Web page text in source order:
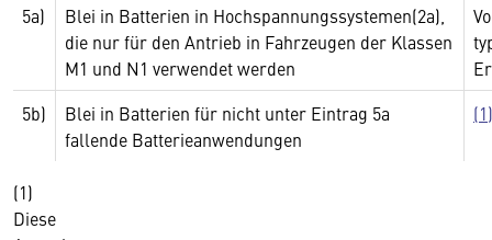
5a)
Blei in Batterien in Hochspannungssystemen(2a),
die nur für den Antrieb in Fahrzeugen der Klassen
M1 und N1 verwendet werden
5b)
Blei in Batterien für nicht unter Eintrag 5a
fallende Batterieanwendungen
(1)
(1)
Diese